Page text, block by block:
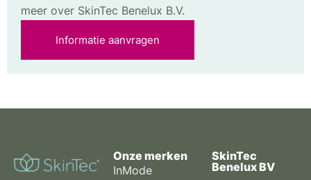
meer over SkinTec Benelux B.V.
Informatie aanvragen
Onze merken
InMode
SkinTec
Benelux BV